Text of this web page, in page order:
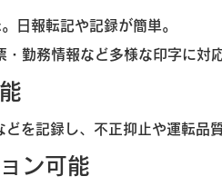
日報転記や記録が簡単。
勤務情報など多様な印字に対応
を記録し、不正抑止や運転品
ン可能